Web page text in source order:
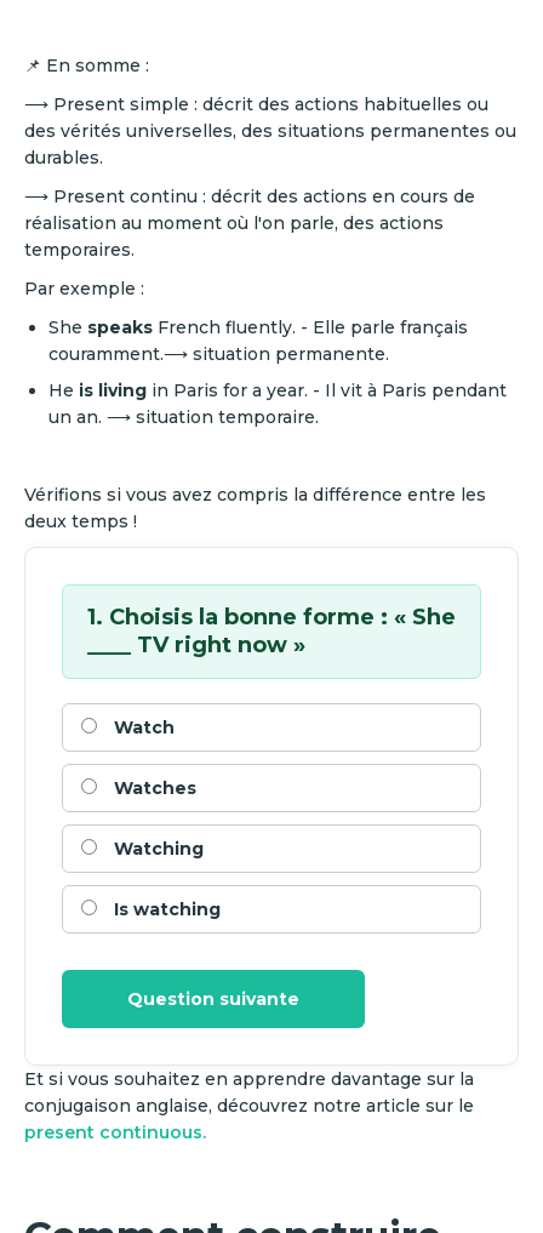
📌 En somme :
⟶ Present simple : décrit des actions habituelles ou
des vérités universelles, des situations permanentes ou
durables.
⟶ Present continu : décrit des actions en cours de
réalisation au moment où l'on parle, des actions
temporaires.
Par exemple :
She speaks French fluently. - Elle parle français
couramment.⟶ situation permanente.
He is living in Paris for a year. - Il vit à Paris pendant
un an. ⟶ situation temporaire.
Vérifions si vous avez compris la différence entre les
deux temps !
1. Choisis la bonne forme : « She
____ TV right now »
Watch
Watches
Watching
Is watching
Question suivante
Et si vous souhaitez en apprendre davantage sur la
conjugaison anglaise, découvrez notre article sur le
present continuous.